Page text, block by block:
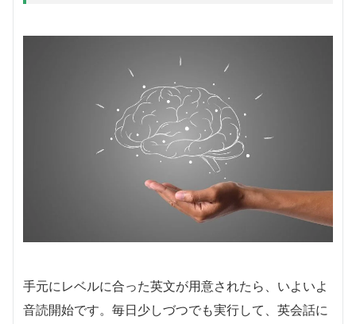
手元にレベルに合った英文が用意されたら、いよいよ
音読開始です。毎日少しづつでも実行して、英会話に